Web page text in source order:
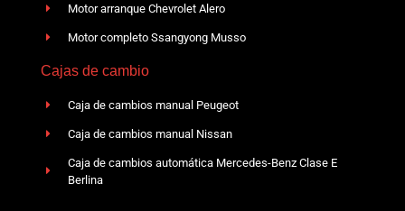
Motor arranque Chevrolet Alero
Motor completo Ssangyong Musso
Cajas de cambio
Caja de cambios manual Peugeot
Caja de cambios manual Nissan
Caja de cambios automática Mercedes-Benz Clase E
Berlina